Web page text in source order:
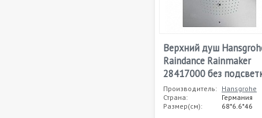
Верхний душ
Raindance Rainmaker
28417000 без
Производитель: Hansgrohe
Страна:
Германия
Размер(см):
68*6.6*46